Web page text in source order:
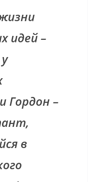
идей –
Гордон –
в